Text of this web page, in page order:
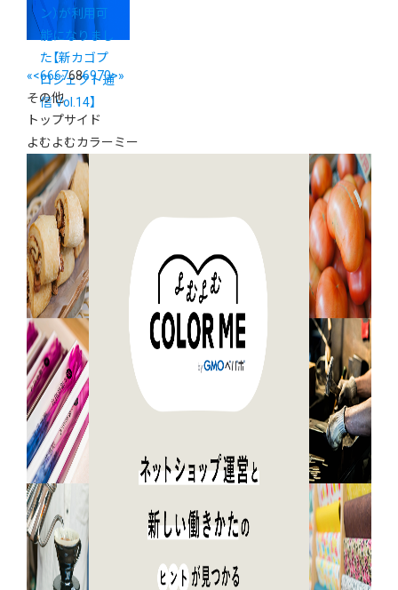
ン）が利用可
能になりまし
た【新カゴプ
ロジェクト通
信 Vol.14】
«<6667686970>»
その他
トップサイド
よむよむカラーミー